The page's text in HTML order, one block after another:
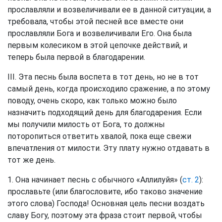
прославляли и возвеличивали ее в данной ситуации, а
требовала, чтобы этой песней все вместе они
прославляли Бога и возвеличивали Его. Она была
первым колесиком в этой цепочке действий, и
теперь была первой в благодарении.
III. Эта песнь была воспета в тот день, но не в тот
самый день, когда происходило сражение, а по этому
поводу, очень скоро, как только можно было
назначить подходящий день для благодарения. Если
мы получили милость от Бога, то должны
поторопиться ответить хвалой, пока еще свежи
впечатления от милости. Эту плату нужно отдавать в
тот же день.
1. Она начинает песнь с обычного «Аллилуйя» (ст. 2):
прославьте (или благословите, ибо таково значение
этого слова) Господа! Основная цель песни воздать
славу Богу, поэтому эта фраза стоит первой, чтобы